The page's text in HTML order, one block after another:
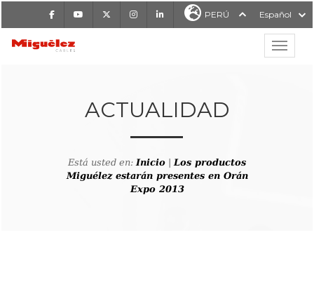
FacebookYoutube InstagramLinkedIn PERÚ Español
MIGUÉLEZ CABLES
ACTUALIDAD
Está usted en:Inicio |Los productos
Miguélez estarán presentes en Orán
Expo 2013